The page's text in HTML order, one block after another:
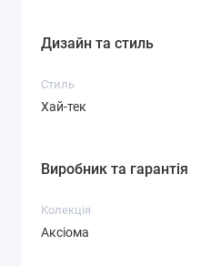
Дизайн та стиль
Стиль
Хай-тек
Виробник та гарантія
Колекція
Аксіома